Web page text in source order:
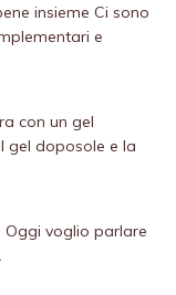
insieme Ci sono
e
con un gel
gel doposole e la
Oggi voglio parlare